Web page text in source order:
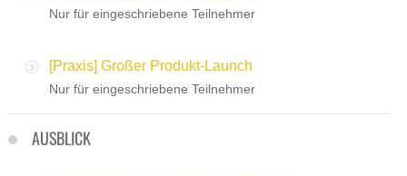
Nur für eingeschriebene Teilnehmer
[Praxis] Großer Produkt-Launch
Nur für eingeschriebene Teilnehmer
AUSBLICK